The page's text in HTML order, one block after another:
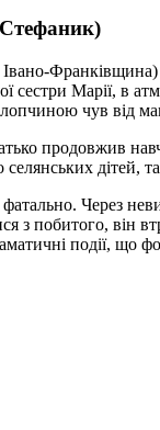
Стефаник)
Івано-
Марії, в
чув від
продовжив
селянських
Через
побитого, він
події, що